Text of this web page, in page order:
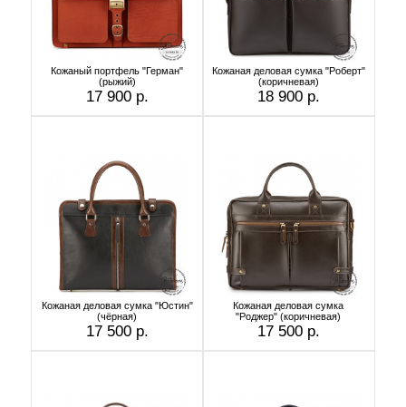
Кожаный портфель "Герман"
(рыжий)
17 900 р.
Кожаная деловая сумка "Роберт"
(коричневая)
18 900 р.
Кожаная деловая сумка "Юстин"
(чёрная)
17 500 р.
Кожаная деловая сумка
"Роджер" (коричневая)
17 500 р.